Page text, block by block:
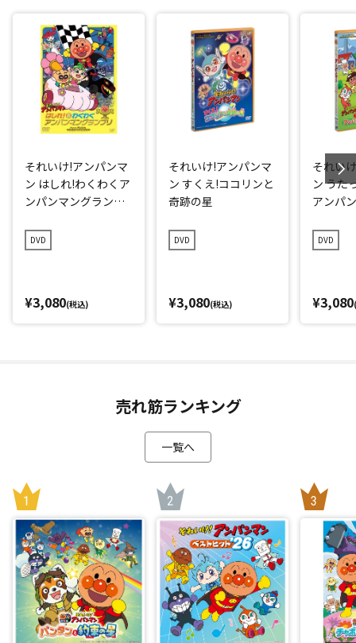
それいけ!アンパンマ
ン はしれ!わくわくア
ンパンマングランプ
DVD
¥3,080(税込)
それいけ!アンパンマ
ン すくえ!ココリンと
奇跡の星
DVD
¥3,080(税込)
それい
ン うた
アンパ
DVD
¥3,080
売れ筋ランキング
一覧へ